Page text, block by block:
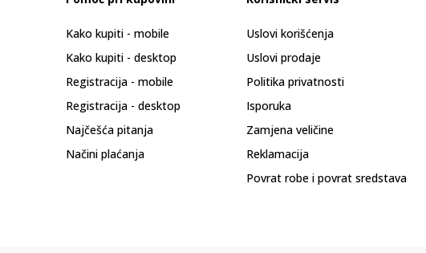
Kako kupiti - mobile
Kako kupiti - desktop
Registracija - mobile
Registracija - desktop
Najčešća pitanja
Načini plaćanja
Uslovi korišćenja
Uslovi prodaje
Politika privatnosti
Isporuka
Zamjena veličine
Reklamacija
Povrat robe i povrat sredstava